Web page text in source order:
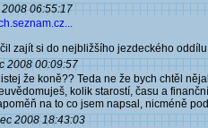
06:55:17
zajít si do nejbližšího jezdeckého
2008 00:09:57
že koně?? Teda ne že bych chtěl
kolik starostí, času a
na to co jsem napsal, nicméně
2008 18:43:03